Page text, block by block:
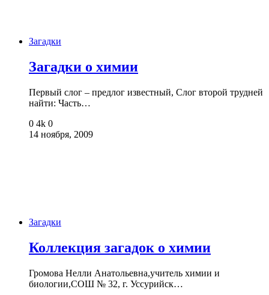
Загадки
Загадки о химии
Первый слог – предлог известный, Слог второй трудней
найти: Часть…
0 4k 0
14 ноября, 2009
Загадки
Коллекция загадок о химии
Громова Нелли Анатольевна,учитель химии и
биологии,СОШ № 32, г. Уссурийск…